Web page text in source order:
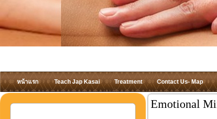
หน้าแรก Teach Jap Kasai Treatment Contact Us- Map
Emotional